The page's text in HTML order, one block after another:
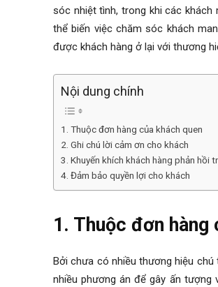
sóc nhiệt tình, trong khi các khách
thể biến việc chăm sóc khách
được khách hàng ở lại với thương
Nội dung chính
1. Thuộc đơn hàng của khách quen
2. Ghi chú lời cảm ơn cho khách
3. Khuyến khích khách hàng phản hồi
4. Đảm bảo quyền lợi cho khách
1. Thuộc đơn hàng
Bởi chưa có nhiều thương hiệu
nhiều phương án để gây ấn tượng